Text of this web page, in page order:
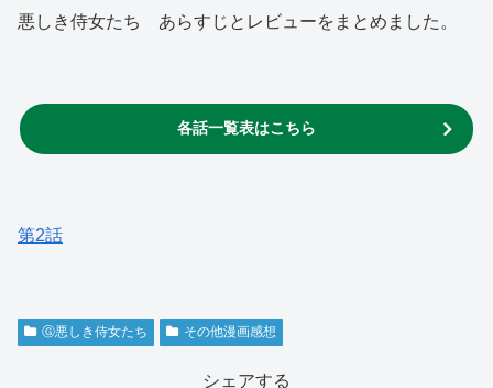
悪しき侍女たち あらすじとレビューをまとめました。
各話一覧表はこちら
第2話
Ⓖ悪しき侍女たち その他漫画感想
シェアする